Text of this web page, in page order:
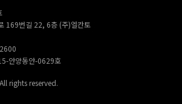
169번길 22, 6층 (주)엘칸토
안양동안-0629호
rights reserved.